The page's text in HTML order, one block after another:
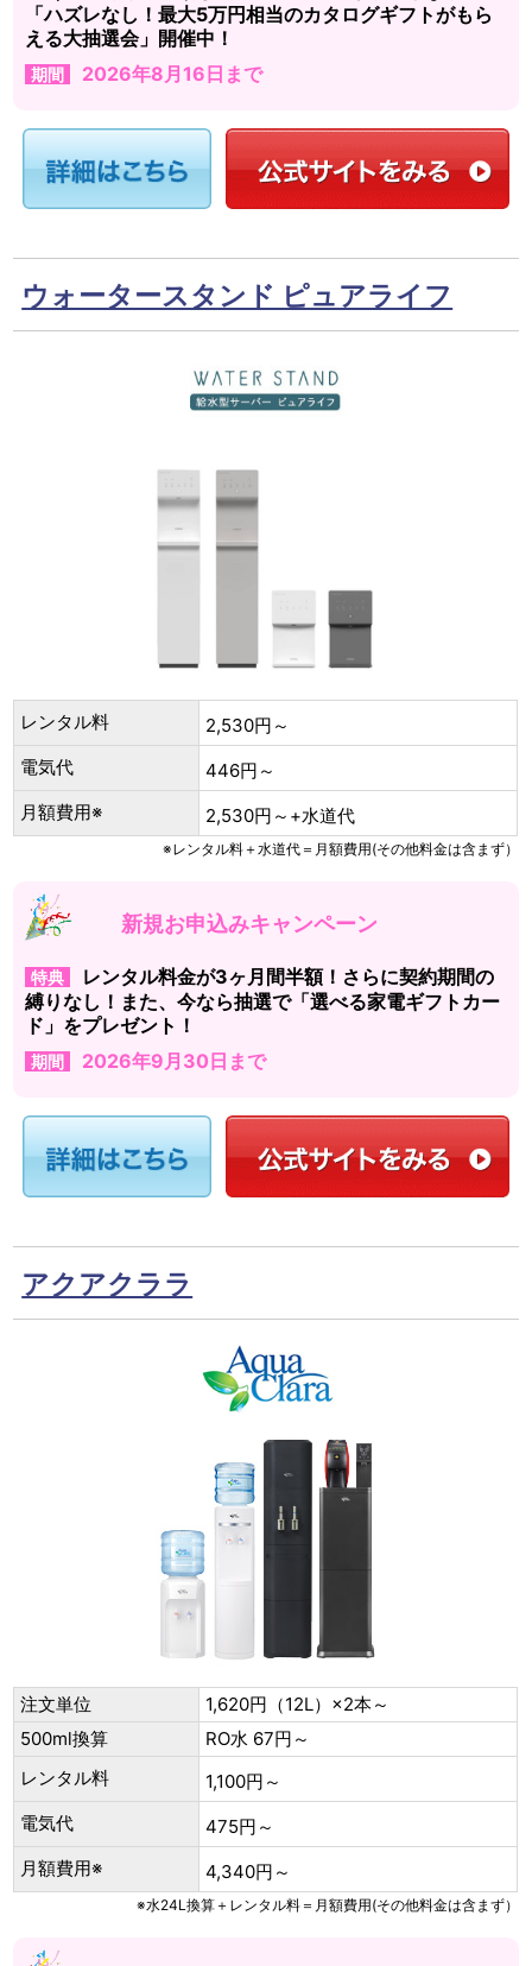
「ハズレなし！最大5万円相当のカタログギフトがもら
える大抽選会」開催中！
期間 2026年8月16日まで
ウォータースタンド ピュアライフ
レンタル料
2,530円～
電気代
446円～
月額費用※
2,530円～+水道代
※レンタル料＋水道代＝月額費用(その他料金は含まず）
新規お申込みキャンペーン
特典
レンタル料金が3ヶ月間半額！さらに契約期間の
縛りなし！また、今なら抽選で「選べる家電ギフトカー
ド」をプレゼント！
期間 2026年9月30日まで
アクアクララ
注文単位
1,620円（12L）×2本～
500ml換算
RO水 67円～
レンタル料
1,100円～
電気代
475円～
月額費用※
4,340円～
※水24L換算＋レンタル料＝月額費用(その他料金は含まず）